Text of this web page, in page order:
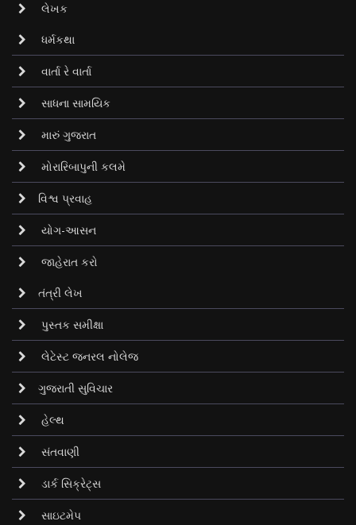
લેખક
ધર્મકથા
વાર્તા રે વાર્તા
સાધના સામયિક
મારું ગુજરાત
મોરારિબાપુની કલમે
વિશ્વ પ્રવાહ
યોગ-આસન
જાહેરાત કરો
તંત્રી લેખ
પુસ્તક સમીક્ષા
લેટેસ્ટ જનરલ નોલેજ
ગુજરાતી સુવિચાર
હેલ્થ
સંતવાણી
ડાર્ક સિક્રેટ્‌સ
સાઇટમેપ